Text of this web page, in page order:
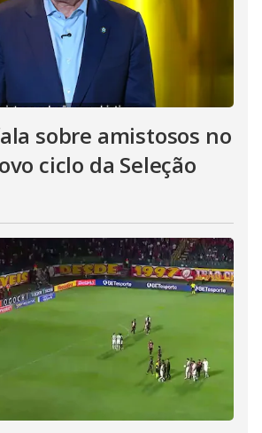
sobre amistosos no
ciclo da Seleção